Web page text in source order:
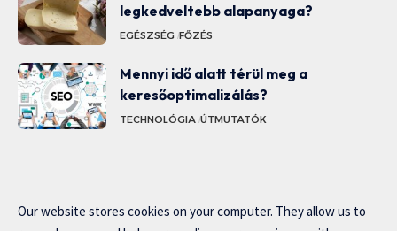
legkedveltebb alapanyaga?
EGÉSZSÉG FŐZÉS
Mennyi idő alatt térül meg a
keresőoptimalizálás?
TECHNOLÓGIA ÚTMUTATÓK
Our website stores cookies on your computer. They allow us to